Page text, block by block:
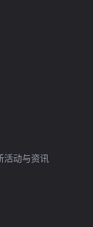
活动与资讯